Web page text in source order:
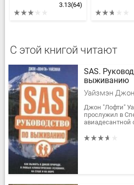
3.13(64)
С этой книгой читают
SAS.
выживанию
Уайзмэн Джон
Джон "Лофти"
прослужил в
авиадесантной
на технике